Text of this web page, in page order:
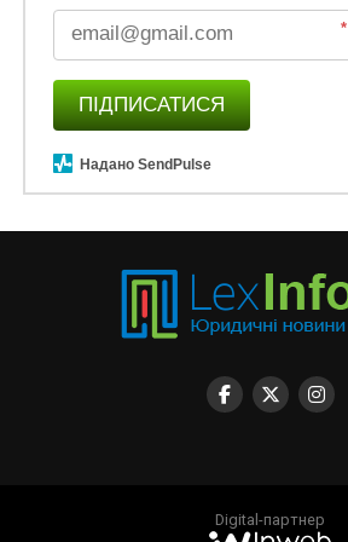
*
ПІДПИСАТИСЯ
Надано SendPulse
Digital-партнер